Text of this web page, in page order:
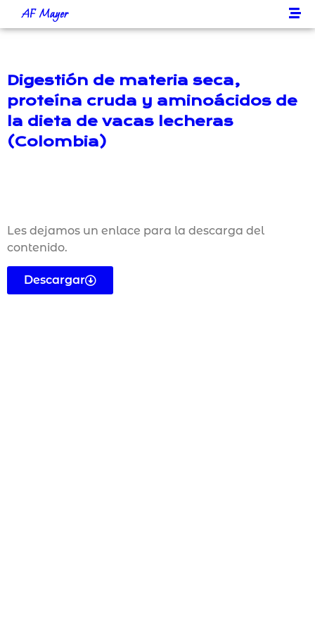
AF Mayer
Digestión de materia seca,
proteína cruda y aminoácidos de
la dieta de vacas lecheras
(Colombia)
Les dejamos un enlace para la descarga del
contenido.
Descargar